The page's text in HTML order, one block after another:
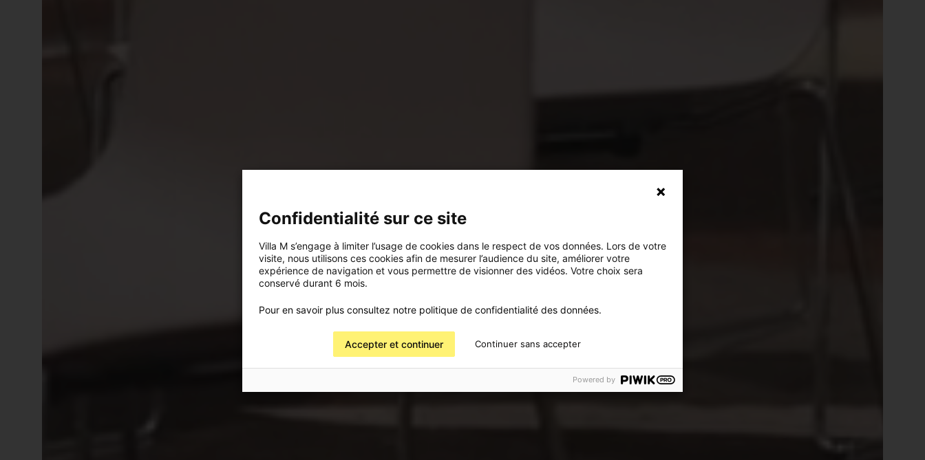
Confidentialité sur ce site
Villa M s’engage à limiter l’usage de cookies dans le respect de vos données. Lors de votre
visite, nous utilisons ces cookies afin de mesurer l’audience du site, améliorer votre
expérience de navigation et vous permettre de visionner des vidéos. Votre choix sera
conservé durant 6 mois.
Pour en savoir plus consultez notre politique de confidentialité des données.
Accepter et continuer Continuer sans accepter
Powered by